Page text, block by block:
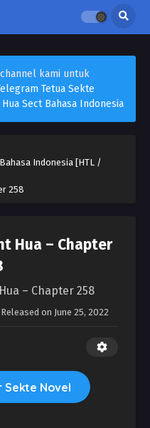
channel kami untuk
Tetua Sekte
Sect Bahasa Indonesia
Indonesia [HTL /
258
Hua – Chapter
– Chapter 258
Released on June 25, 2022
Sekte Novel